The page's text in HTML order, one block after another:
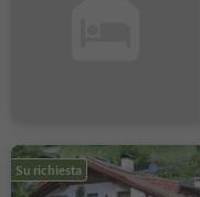
Su richiesta